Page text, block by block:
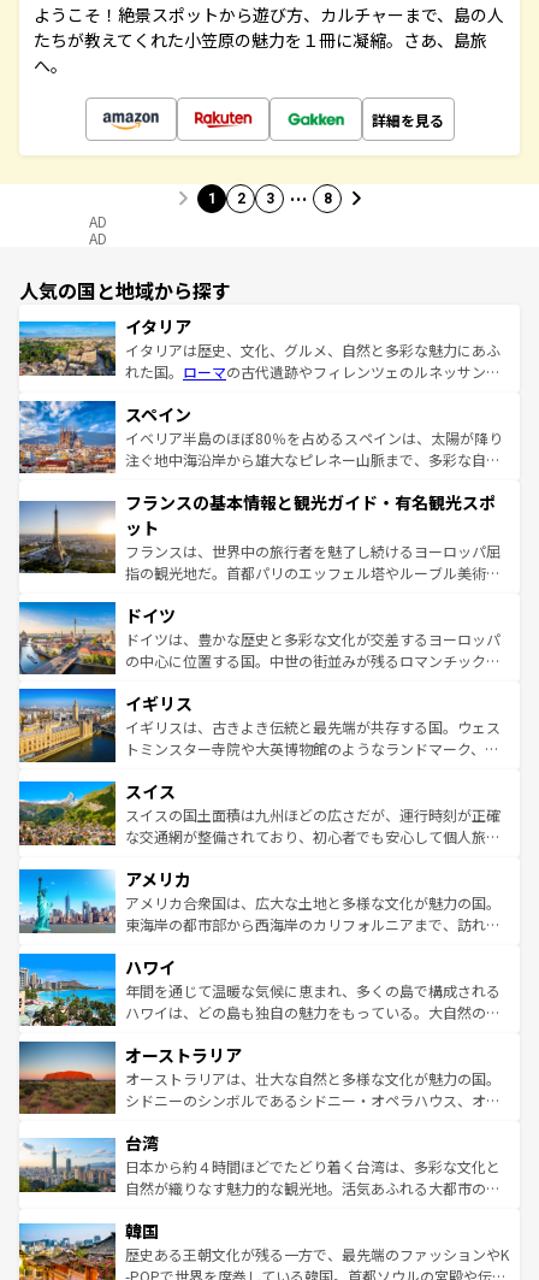
ようこそ！絶景スポットから遊び方、カルチャーまで、島の人
たちが教えてくれた小笠原の魅力を１冊に凝縮。さあ、島旅
へ。
詳細を見る
1 2 3 … 8
AD
AD
人気の国と地域から探す
イタリア
イタリアは歴史、文化、グルメ、自然と多彩な魅力にあふ
れた国。 ローマの古代遺跡やフィレンツェのルネッサンス
ろん、トスカーナの美しい田園風景やアマルフィ海岸の絶
景など、自然景観も見逃せない。観光の合間には、本場の
ピザやパスタなど、絶品のイタリア料理を堪能することも
ませてくれるイタリアで、忘れられない旅をしてみよう！
なお、新着のイタリア情報は
しい。
スペイン
イベリア半島のほぼ80％を占めるスペインは、太陽が降り
注ぐ地中海沿岸から雄大なピレネー山脈まで、多彩な自然
文化が根付くこの国では、情熱的なフラメンコ、熱気あふ
れる闘牛、そして美味しいタパスが生活の一部となってい
る。首都マドリードの洗練された雰囲気や、バルセロナの
アートに溢れた街角から、地方では古代ローマ遺跡や中世
せる。地方によって風土や気候が異なるスペインはその個
性で訪れる人を魅了する。 なお、新着のスペイン情報は コ
ンテンツ一覧を参照してほしい。
フランスの基本情報と観光ガイド・有名観光スポ
ット
フランスは、世界中の旅行者を魅了し続けるヨーロッパ屈
指の観光地だ。首都パリのエッフェル塔やルーブル美術館
で、幅広い魅力が詰まっている。華麗な宮殿、歴史的な大
聖堂、美しいビーチ、そして豊かな自然が、訪れる者を心
から魅了する。また、フランスは美食の国としても知ら
いる。シャンパンの発祥地であるランス、プロヴァンスの
香り高いラベンダー畑など、多彩な楽しみ方が可能だ。さ
らに、パリ以外の地域にも魅力が溢れており、どの街角に
れる地方に足を運ぶとそれぞれで全く異なる文化を体験で
きるだろう。 なお、新着のフランス情報はコンテンツ一覧
を参照してほしい。
ドイツ
ドイツは、豊かな歴史と多彩な文化が交差するヨーロッパ
の中心に位置する国。中世の街並みが残るロマンチック街
顔を持つこの国は、どこを歩いても飽きることがない。ベ
ルリンの文化的活気、バイエルン州のアルプスの絶景、そ
してライン川沿いのワイン畑といった風景は必見。ビール
は、お酒好きな人にはぜひ体験してほしい。 なお、新着の
ドイツ情報はコンテンツ一覧を参照してほしい。
イギリス
イギリスは、古きよき伝統と最先端が共存する国。ウェス
トミンスター寺院や大英博物館のようなランドマーク、歴
リアごとに異なる魅力がある。また、優雅なアフタヌーン
ティー、ビール好きにはたまらない英国パブ、サッカー観
戦など、本場だからこそできる体験も豊富。イギリスを旅
ンツ一覧を参照してほしい。
スイス
スイスの国土面積は九州ほどの広さだが、運行時刻が正確
な交通網が整備されており、初心者でも安心して個人旅行
の建物がそのまま残る町や、スイスならではのユニークな
博物館もあり、アルプス観光だけでなく町歩きも満喫する
ことができる。国民の所得が高いため物価も高いが、旅行
ば市内交通費無料で観光を楽しむこともできる。 なお、新
着のスイス情報はコンテンツ一覧 を参照してほしい。
アメリカ
アメリカ合衆国は、広大な土地と多様な文化が魅力の国。
東海岸の都市部から西海岸のカリフォルニアまで、訪れる
のような巨大都市は、観光、ショッピング、エンターテイ
ンメントが詰まった刺激的なスポットだ。一方、アメリカ
西部には大自然が広がり、グランドキャニオンやイエロー
部のニューオーリンズでは、音楽と美食が融合した独特の
文化が魅力。旅行者はアメリカの各地域で異なる魅力を楽
しみながら、その多様性と豊かな歴史を感じることができ
ならではの贅沢な旅のスタイルだ。 なお、新着のアメリカ
情報はコンテンツ一覧を参照してほしい。
ハワイ
年間を通じて温暖な気候に恵まれ、多くの島で構成される
ハワイは、どの島も独自の魅力をもっている。大自然の神
ワイ島は見逃せない。また、定番の観光地といえばオアフ
島だが、静かな自然を求めるならマウイ島やカウアイ島が
おすすめ。エメラルドグリーンに輝く海をはじめ、豊かな
れるおもてなしの心で訪れる人々を迎えてくれるハワイの
人々、おいしいローカルフードやハワイアンミュージッ
ク、伝統的なフラダンスなど、すべてがハワイの魅力を彩
ワイを、存分に味わってほしい。 なお、新着のハワイ情報
はコンテンツ一覧を参照してほしい。
オーストラリア
オーストラリアは、壮大な自然と多様な文化が魅力の国。
シドニーのシンボルであるシドニー・オペラハウス、オー
リアリーフや大陸中央部にそびえるウルル（エアーズロッ
ク）、タスマニアの美しい原生林やケアンズの熱帯雨林な
ど、見どころがたくさん。また、カフェやワイン、オージ
いる。アクティビティも充実しており、サーフィンやダイ
ビング、ハイキングなど、アウトドア好きにはたまらな
い。オーストラリアの多彩な魅力を存分に味わいつくそ
台湾
日本から約４時間ほどでたどり着く台湾は、多彩な文化と
自然が織りなす魅力的な観光地。活気あふれる大都市の台
ン）、静ひつな山岳地帯である台湾東部など、都市の喧騒
と山間の静けさが共存しており、訪れる人に新しい発見と
驚きをもたらしてくれる。また、奥深い台湾の食文化も魅
韓国
歴史ある王朝文化が残る一方で、最先端のファッションやK
-POPで世界を席巻している韓国。首都ソウルの宮殿や伝統